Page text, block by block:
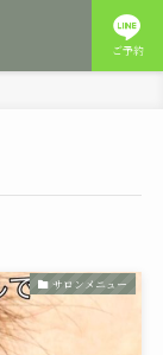
ご予約
サロンメニュー